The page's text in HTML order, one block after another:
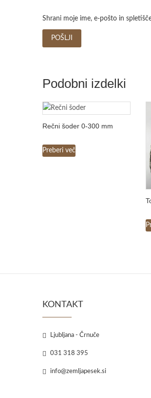
Shrani moje ime, e-pošto in
Podobni izdelki
Rečni šoder 0-300 mm
Preberi več
KONTAKT
Ljubljana - Črnuče
031 318 395
info@zemljapesek.si